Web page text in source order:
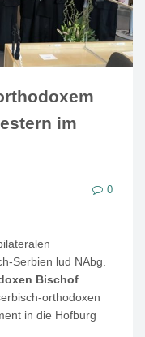
im
0
Serbien lud NAbg.
Bischof
orthodoxen
in die Hofburg